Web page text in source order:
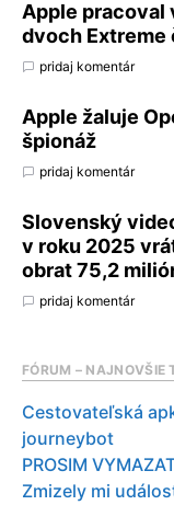
Apple pracoval
dvoch Extreme
pridaj komentár
Apple žaluje
špionáž
pridaj komentár
Slovenský
v roku 2025
obrat 75,2
pridaj komentár
FÓRUM – NAJNOVŠIE
Cestovateľská
journeybot
PROSIM
Zmizely mi